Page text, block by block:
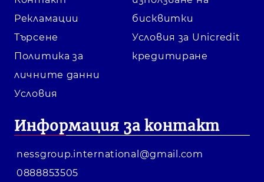
Рекламации
Търсене
Политика за
личните данни
Условия
бисквитки
Условия за Unicredit
кредитиране
Информация за контакт
nessgroup.international@gmail.com
0888853505